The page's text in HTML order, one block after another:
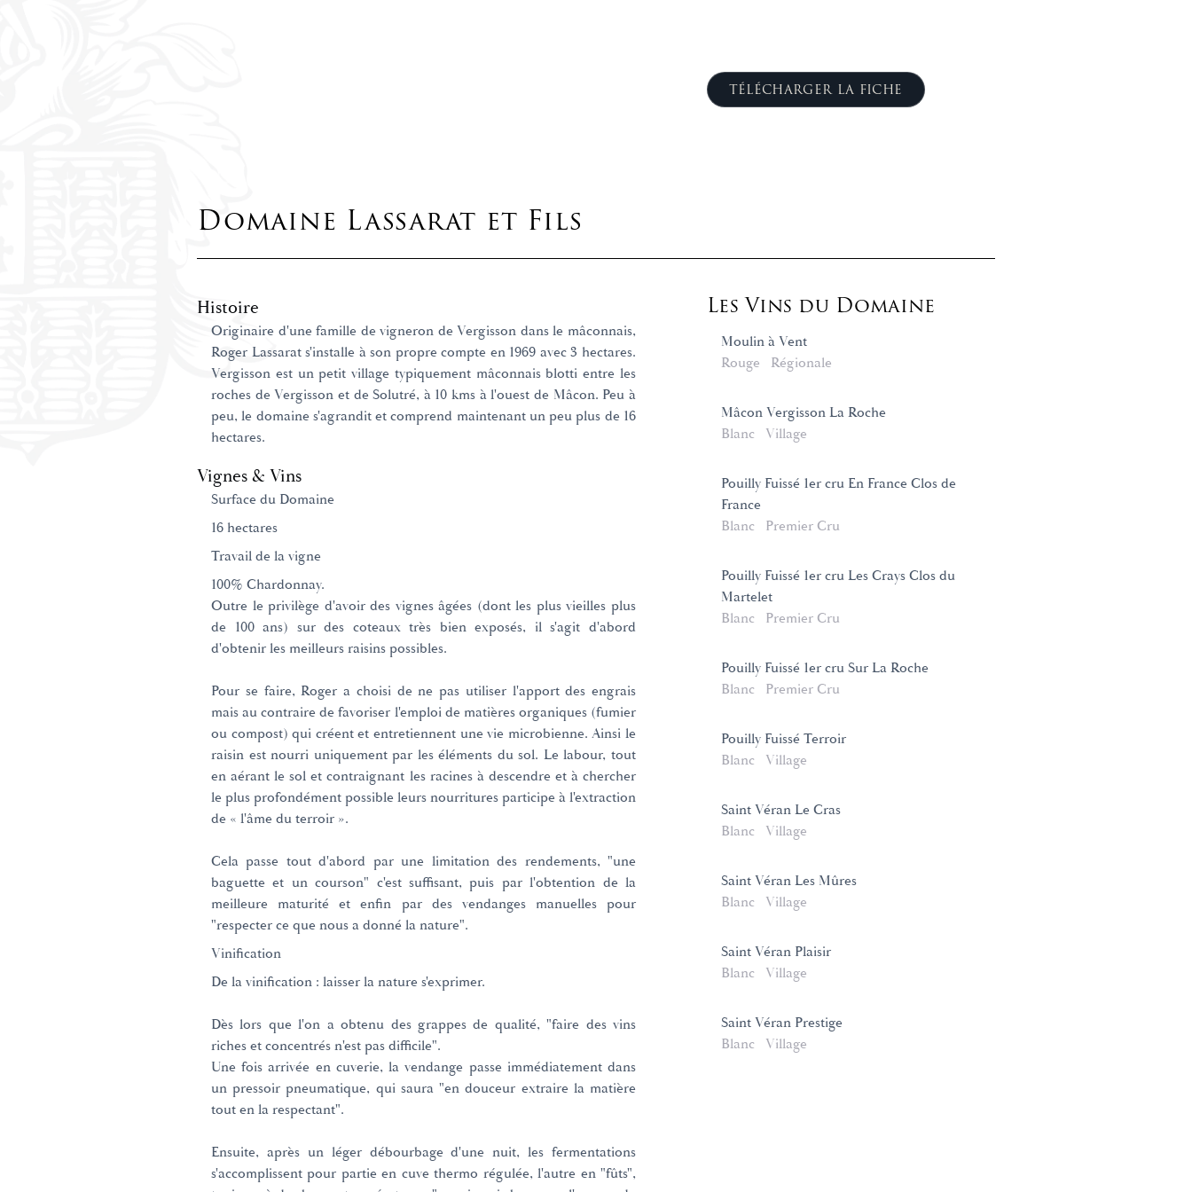
TÉLÉCHARGER LA FICHE
Domaine Lassarat et Fils
Histoire
Originaire d'une famille de vigneron de Vergisson dans le mâconnais,
Roger Lassarat s'installe à son propre compte en 1969 avec 3 hectares.
Vergisson est un petit village typiquement mâconnais blotti entre les
roches de Vergisson et de Solutré, à 10 kms à l'ouest de Mâcon. Peu à
peu, le domaine s'agrandit et comprend maintenant un peu plus de 16
hectares.
Vignes & Vins
Surface du Domaine
16 hectares
Travail de la vigne
100% Chardonnay.
Outre le privilège d'avoir des vignes âgées (dont les plus vieilles plus
de 100 ans) sur des coteaux très bien exposés, il s'agit d'abord
d'obtenir les meilleurs raisins possibles.
Pour se faire, Roger a choisi de ne pas utiliser l'apport des engrais
mais au contraire de favoriser l'emploi de matières organiques (fumier
ou compost) qui créent et entretiennent une vie microbienne. Ainsi le
raisin est nourri uniquement par les éléments du sol. Le labour, tout
en aérant le sol et contraignant les racines à descendre et à chercher
le plus profondément possible leurs nourritures participe à l'extraction
de « l'âme du terroir ».
Cela passe tout d'abord par une limitation des rendements, "une
baguette et un courson" c'est suffisant, puis par l'obtention de la
meilleure maturité et enfin par des vendanges manuelles pour
"respecter ce que nous a donné la nature".
Vinification
De la vinification : laisser la nature s'exprimer.
Dès lors que l'on a obtenu des grappes de qualité, "faire des vins
riches et concentrés n'est pas difficile".
Une fois arrivée en cuverie, la vendange passe immédiatement dans
un pressoir pneumatique, qui saura "en douceur extraire la matière
tout en la respectant".
Ensuite, après un léger débourbage d'une nuit, les fermentations
s'accomplissent pour partie en cuve thermo régulée, l'autre en "fûts",
Les Vins du Domaine
Moulin à Vent
Rouge
Régionale
Mâcon Vergisson La Roche
Blanc
Village
Pouilly Fuissé 1er cru En France Clos de
France
Blanc
Premier Cru
Pouilly Fuissé 1er cru Les Crays Clos du
Martelet
Blanc
Premier Cru
Pouilly Fuissé 1er cru Sur La Roche
Blanc
Premier Cru
Pouilly Fuissé Terroir
Blanc
Village
Saint Véran Le Cras
Blanc
Village
Saint Véran Les Mûres
Blanc
Village
Saint Véran Plaisir
Blanc
Village
Saint Véran Prestige
Blanc
Village